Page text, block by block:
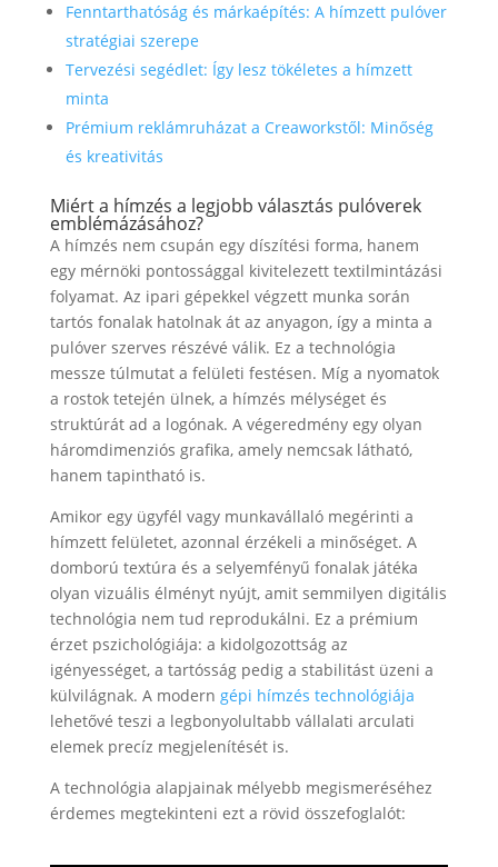
Fenntarthatóság és márkaépítés: A hímzett pulóver
stratégiai szerepe
Tervezési segédlet: Így lesz tökéletes a hímzett
minta
Prémium reklámruházat a Creaworkstől: Minőség
és kreativitás
Miért a hímzés a legjobb választás pulóverek
emblémázásához?
A hímzés nem csupán egy díszítési forma, hanem
egy mérnöki pontossággal kivitelezett textilmintázási
folyamat. Az ipari gépekkel végzett munka során
tartós fonalak hatolnak át az anyagon, így a minta a
pulóver szerves részévé válik. Ez a technológia
messze túlmutat a felületi festésen. Míg a nyomatok
a rostok tetején ülnek, a hímzés mélységet és
struktúrát ad a logónak. A végeredmény egy olyan
háromdimenziós grafika, amely nemcsak látható,
hanem tapintható is.
Amikor egy ügyfél vagy munkavállaló megérinti a
hímzett felületet, azonnal érzékeli a minőséget. A
domború textúra és a selyemfényű fonalak játéka
olyan vizuális élményt nyújt, amit semmilyen digitális
technológia nem tud reprodukálni. Ez a prémium
érzet pszichológiája: a kidolgozottság az
igényességet, a tartósság pedig a stabilitást üzeni a
külvilágnak. A modern gépi hímzés technológiája
lehetővé teszi a legbonyolultabb vállalati arculati
elemek precíz megjelenítését is.
A technológia alapjainak mélyebb megismeréséhez
érdemes megtekinteni ezt a rövid összefoglalót: